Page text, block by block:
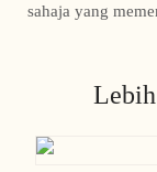
sahaja yang